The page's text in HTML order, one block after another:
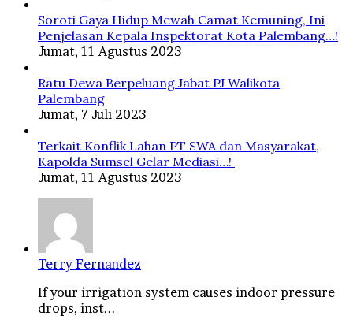
Soroti Gaya Hidup Mewah Camat Kemuning, Ini
Penjelasan Kepala Inspektorat Kota Palembang…!
Jumat, 11 Agustus 2023
Ratu Dewa Berpeluang Jabat PJ Walikota
Palembang
Jumat, 7 Juli 2023
Terkait Konflik Lahan PT SWA dan Masyarakat,
Kapolda Sumsel Gelar Mediasi…!
Jumat, 11 Agustus 2023
Terry Fernandez
If your irrigation system causes indoor pressure
drops, inst...